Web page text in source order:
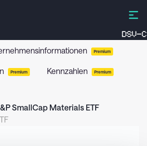
DSV-C
Premium
Premium Kennzahlen Premium
SmallCap Materials ETF